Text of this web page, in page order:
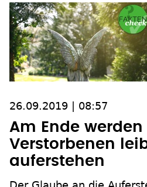
26.09.2019 | 08:57
Am Ende
Verstorbenen
auferstehen